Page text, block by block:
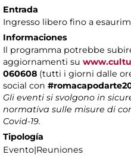
Entrada
Ingresso libero fino a
Informaciones
Il programma potrebbe
aggiornamenti su
060608 (tutti i giorni dalle
social con
Gli eventi si svolgono in
normativa sulle misure di
Covid-19.
Tipología
Evento|Reuniones